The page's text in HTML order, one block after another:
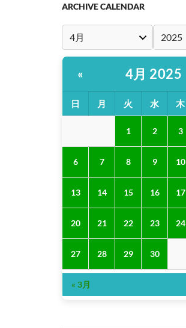
ARCHIVE CALENDAR
« 4月 2025
日 月 火 水 木
1 2 3
6 7 8 9 10
13 14 15 16 17
20 21 22 23 24
27 28 29 30
« 3月